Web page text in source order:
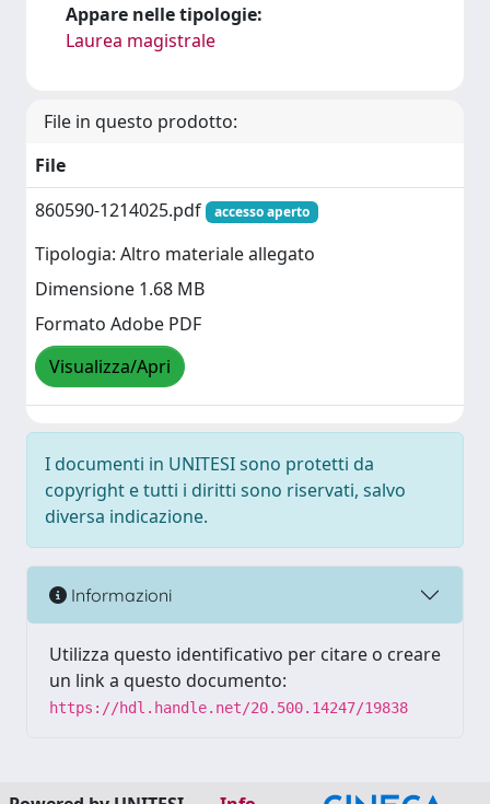
Appare nelle tipologie:
Laurea magistrale
File in questo prodotto:
File
860590-1214025.pdf
accesso aperto
Tipologia: Altro materiale allegato
Dimensione 1.68 MB
Formato Adobe PDF
Visualizza/Apri
I documenti in UNITESI sono protetti da
copyright e tutti i diritti sono riservati, salvo
diversa indicazione.
Informazioni
Utilizza questo identificativo per citare o creare
un link a questo documento:
https://hdl.handle.net/20.500.14247/19838